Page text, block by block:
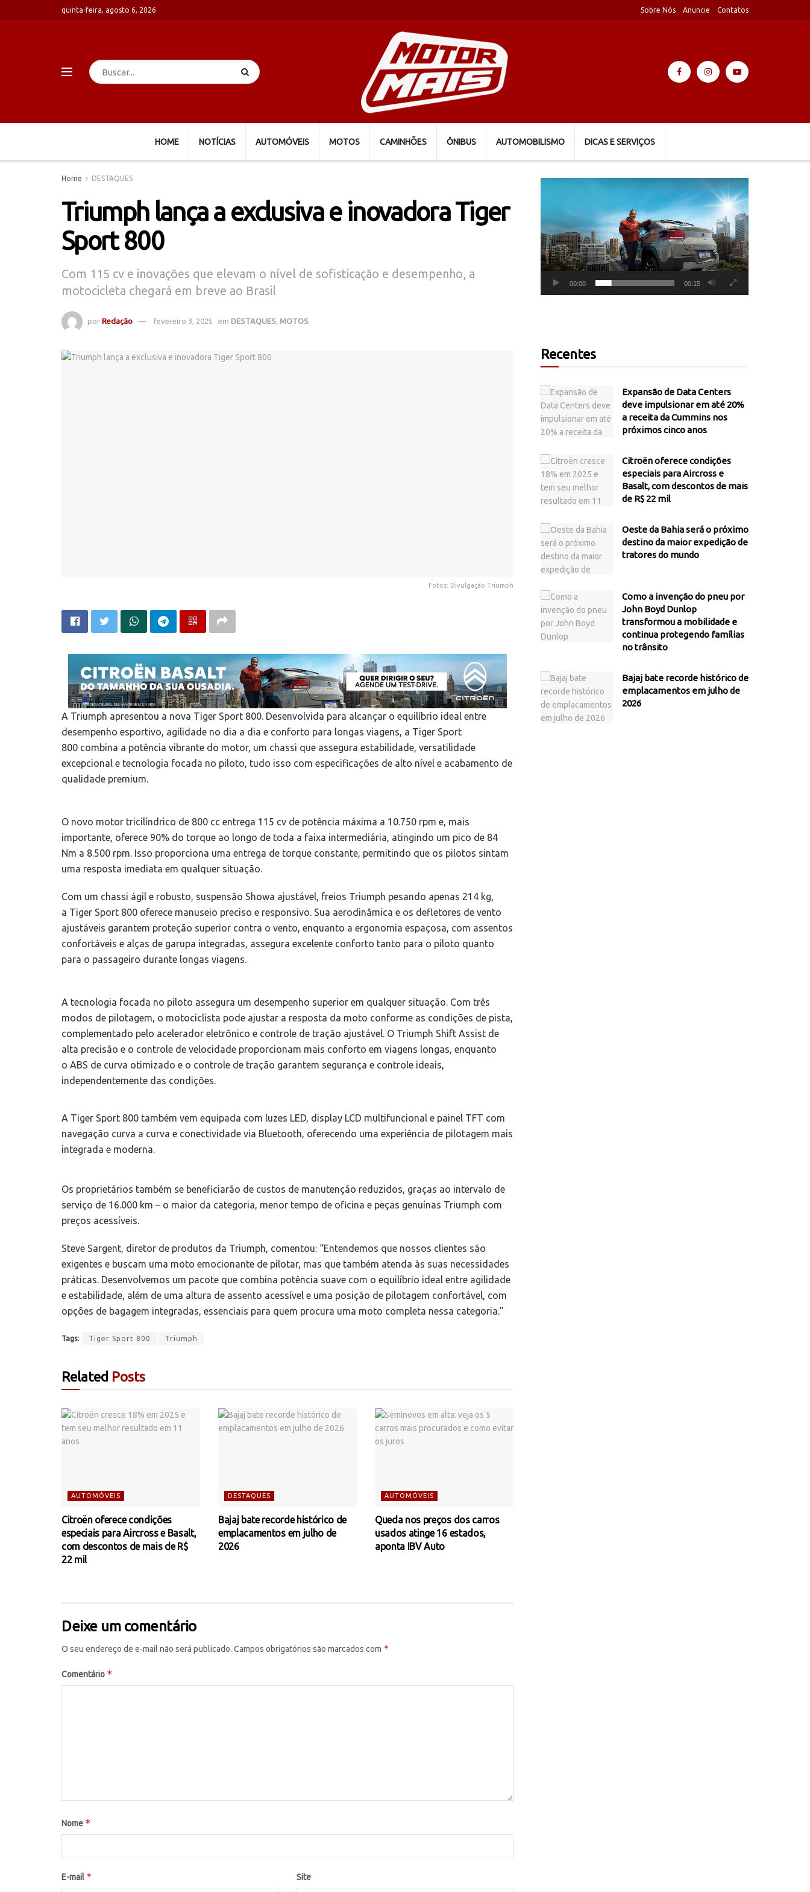
quinta-feira, agosto 6, 2026 Sobre Nós Anuncie Contatos
HOME NOTÍCIAS AUTOMÓVEIS MOTOS CAMINHÕES ÔNIBUS AUTOMOBILISMO DICAS E SERVIÇOS
Home DESTAQUES
Triumph lança a exclusiva e inovadora Tiger
Sport 800
Com 115 cv e inovações que elevam o nível de sofisticação e desempenho, a
motocicleta chegará em breve ao Brasil
por Redação fevereiro 3, 2025 em DESTAQUES MOTOS
Fotos: Divulgação Triumph
A Triumph apresentou a nova Tiger Sport 800. Desenvolvida para alcançar o equilíbrio ideal entre
desempenho esportivo, agilidade no dia a dia e conforto para longas viagens, a Tiger Sport
800 combina a potência vibrante do motor, um chassi que assegura estabilidade, versatilidade
excepcional e tecnologia focada no piloto, tudo isso com especificações de alto nível e acabamento de
qualidade premium.
O novo motor tricilíndrico de 800 cc entrega 115 cv de potência máxima a 10.750 rpm e, mais
importante, oferece 90% do torque ao longo de toda a faixa intermediária, atingindo um pico de 84
Nm a 8.500 rpm. Isso proporciona uma entrega de torque constante, permitindo que os pilotos sintam
uma resposta imediata em qualquer situação.
Com um chassi ágil e robusto, suspensão Showa ajustável, freios Triumph pesando apenas 214 kg,
a Tiger Sport 800 oferece manuseio preciso e responsivo. Sua aerodinâmica e os defletores de vento
ajustáveis garantem proteção superior contra o vento, enquanto a ergonomia espaçosa, com assentos
confortáveis e alças de garupa integradas, assegura excelente conforto tanto para o piloto quanto
para o passageiro durante longas viagens.
A tecnologia focada no piloto assegura um desempenho superior em qualquer situação. Com três
modos de pilotagem, o motociclista pode ajustar a resposta da moto conforme as condições de pista,
complementado pelo acelerador eletrônico e controle de tração ajustável. O Triumph Shift Assist de
alta precisão e o controle de velocidade proporcionam mais conforto em viagens longas, enquanto
o ABS de curva otimizado e o controle de tração garantem segurança e controle ideais,
independentemente das condições.
A Tiger Sport 800 também vem equipada com luzes LED, display LCD multifuncional e painel TFT com
navegação curva a curva e conectividade via Bluetooth, oferecendo uma experiência de pilotagem mais
integrada e moderna.
Os proprietários também se beneficiarão de custos de manutenção reduzidos, graças ao intervalo de
serviço de 16.000 km – o maior da categoria, menor tempo de oficina e peças genuínas Triumph com
preços acessíveis.
Steve Sargent, diretor de produtos da Triumph, comentou: “Entendemos que nossos clientes são
exigentes e buscam uma moto emocionante de pilotar, mas que também atenda às suas necessidades
práticas. Desenvolvemos um pacote que combina potência suave com o equilíbrio ideal entre agilidade
e estabilidade, além de uma altura de assento acessível e uma posição de pilotagem confortável, com
opções de bagagem integradas, essenciais para quem procura uma moto completa nessa categoria.”
Tags: Tiger Sport 800 Triumph
Related Posts
AUTOMÓVEIS
Citroën oferece condições
especiais para Aircross e Basalt,
com descontos de mais de R$
22 mil
DESTAQUES
Bajaj bate recorde histórico de
emplacamentos em julho de
2026
AUTOMÓVEIS
Queda nos preços dos carros
usados atinge 16 estados,
aponta IBV Auto
Deixe um comentário
O seu endereço de e-mail não será publicado. Campos obrigatórios são marcados com *
Comentário *
Nome *
E-mail * Site
00:00 00:15
Recentes
Expansão de Data Centers
deve impulsionar em até 20%
a receita da Cummins nos
próximos cinco anos
Citroën oferece condições
especiais para Aircross e
Basalt, com descontos de mais
de R$ 22 mil
Oeste da Bahia será o próximo
destino da maior expedição de
tratores do mundo
Como a invenção do pneu por
John Boyd Dunlop
transformou a mobilidade e
continua protegendo famílias
no trânsito
Bajaj bate recorde histórico de
emplacamentos em julho de
2026